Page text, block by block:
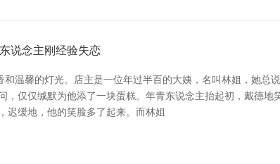
说念主刚经验失恋
温馨的灯光。店主是一位年过半百的大姨，名叫林姐，她总
仅仅缄默为他添了一块蛋糕。年青东说念主抬起初，戴德地
迟缓地，他的笑脸多了起来。而林姐